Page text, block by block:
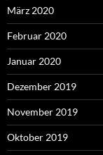
März 2020
Februar 2020
Januar 2020
Dezember 2019
November 2019
Oktober 2019